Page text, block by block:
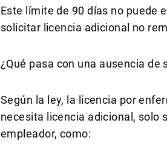
Este límite de 90 días no puede
solicitar licencia adicional no
¿Qué pasa con una ausencia de
Según la ley, la licencia por
necesita licencia adicional, solo
empleador, como: